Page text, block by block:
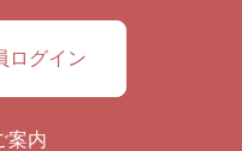
ログイン
案内